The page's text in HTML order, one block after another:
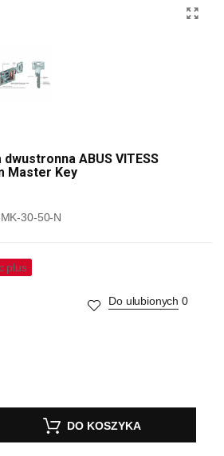
ABUS VITESS
Master Key
30-50-N
plus
Do ulubionych 0
DO KOSZYKA